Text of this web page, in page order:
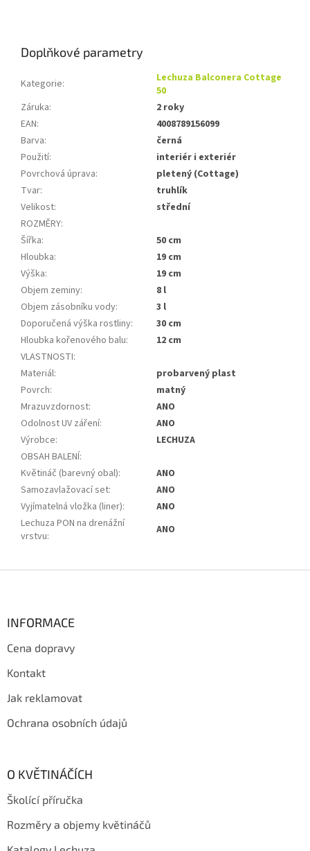
Doplňkové parametry
Kategorie:
Lechuza Balconera Cottage
50
Záruka:
2 roky
EAN:
4008789156099
Barva:
černá
Použití:
interiér i exteriér
Povrchová úprava:
pletený (Cottage)
Tvar:
truhlík
Velikost:
střední
ROZMĚRY:
Šířka:
50 cm
Hloubka:
19 cm
Výška:
19 cm
Objem zeminy:
8 l
Objem zásobníku vody:
3 l
Doporučená výška rostliny:
30 cm
Hloubka kořenového balu:
12 cm
VLASTNOSTI:
Materiál:
probarvený plast
Povrch:
matný
Mrazuvzdornost:
ANO
Odolnost UV záření:
ANO
Výrobce:
LECHUZA
OBSAH BALENÍ:
Květináč (barevný obal):
ANO
Samozavlažovací set:
ANO
Vyjímatelná vložka (liner):
ANO
Lechuza PON na drenážní
vrstvu: ANO
INFORMACE
Cena dopravy
Kontakt
Jak reklamovat
Ochrana osobních údajů
O KVĚTINÁČÍCH
Školící příručka
Rozměry a objemy květináčů